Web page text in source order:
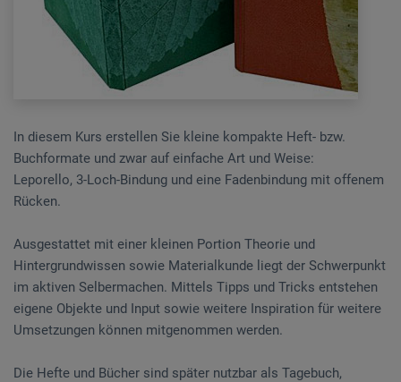
In diesem Kurs erstellen Sie kleine kompakte Heft- bzw.
Buchformate und zwar auf einfache Art und Weise:
Leporello, 3-Loch-Bindung und eine Fadenbindung mit offenem
Rücken.
Ausgestattet mit einer kleinen Portion Theorie und
Hintergrundwissen sowie Materialkunde liegt der Schwerpunkt
im aktiven Selbermachen. Mittels Tipps und Tricks entstehen
eigene Objekte und Input sowie weitere Inspiration für weitere
Umsetzungen können mitgenommen werden.
Die Hefte und Bücher sind später nutzbar als Tagebuch,